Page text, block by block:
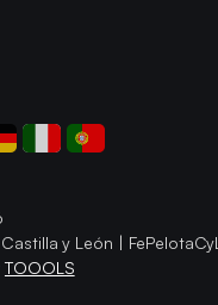
y León | FePelotaCyL
TOOOLS